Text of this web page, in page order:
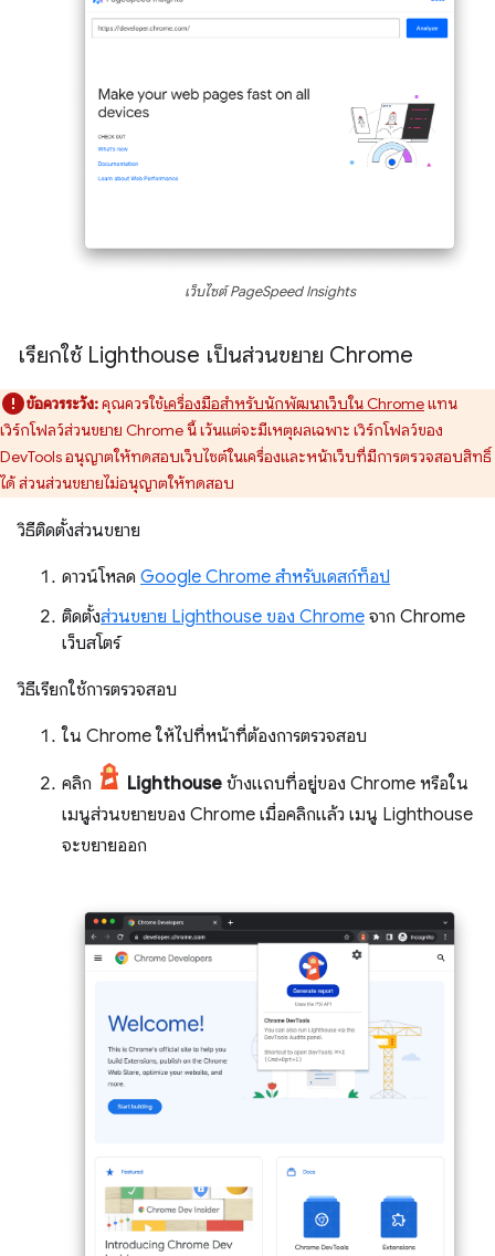
เว็บไซต์ PageSpeed Insights
เรียกใช้ Lighthouse เป็นส่วนขยาย Chrome
ข้อควรระวัง:คุณควรใช้เครื่องมือสำหรับนักพัฒนาเว็บใน Chromeแทน
เวิร์กโฟลว์ส่วนขยาย Chrome นี้ เว้นแต่จะมีเหตุผลเฉพาะ เวิร์กโฟลว์ของ
DevTools อนุญาตให้ทดสอบเว็บไซต์ในเครื่องและหน้าเว็บที่มีการตรวจสอบสิทธิ์
ได้ ส่วนส่วนขยายไม่อนุญาตให้ทดสอบ
วิธีติดตั้งส่วนขยาย
ดาวน์โหลด Google Chrome สำหรับเดสก์ท็อป
ติดตั้งส่วนขยาย Lighthouse ของ Chrome จาก Chrome
เว็บสโตร์
วิธีเรียกใช้การตรวจสอบ
ใน Chrome ให้ไปที่หน้าที่ต้องการตรวจสอบ
คลิก Lighthouse ข้างแถบที่อยู่ของ Chrome หรือใน
เมนูส่วนขยายของ Chrome เมื่อคลิกแล้ว เมนู Lighthouse
จะขยายออก